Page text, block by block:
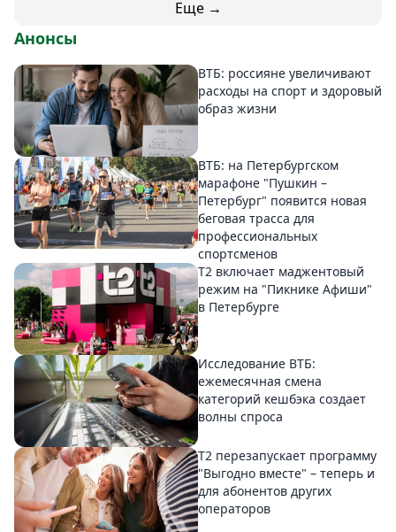
Еще →
Анонсы
ВТБ: россияне увеличивают
расходы на спорт и здоровый
образ жизни
ВТБ: на Петербургском
марафоне "Пушкин –
Петербург" появится новая
беговая трасса для
профессиональных
спортсменов
Т2 включает маджентовый
режим на "Пикнике Афиши"
в Петербурге
Исследование ВТБ:
ежемесячная смена
категорий кешбэка создает
волны спроса
Т2 перезапускает программу
"Выгодно вместе" – теперь и
для абонентов других
операторов